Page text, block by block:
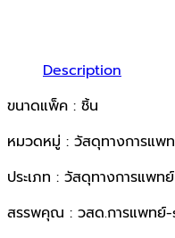
Description
ขนาดแพ็ค : ชิ้น
หมวดหมู่ : วัสดุทางการแพ
ประเภท : วัสดุทางการแพทย์
สรรพคุณ : วสด.การแพท